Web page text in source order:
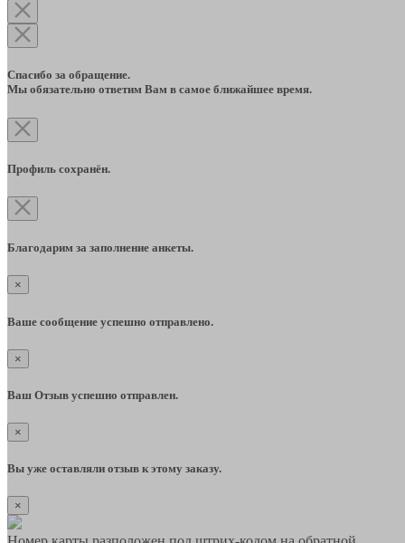
Спасибо за обращение.
Мы обязательно ответим Вам в самое ближайшее время.
Профиль сохранён.
Благодарим за заполнение анкеты.
×
Ваше сообщение успешно отправлено.
×
Ваш Отзыв успешно отправлен.
×
Вы уже оставляли отзыв к этому заказу.
×